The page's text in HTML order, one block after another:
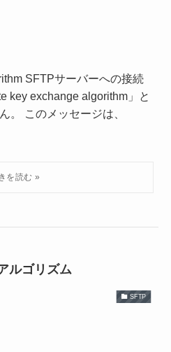
SFTPサーバーへの接続
key exchange algorithm」と
。 このメッセージは、
ルゴリズム
SFTP